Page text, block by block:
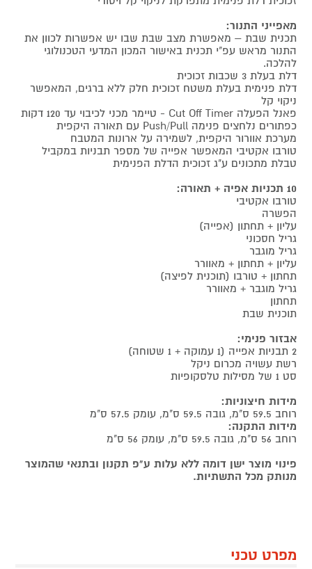
מאפייני התנור:
תכנית שבת – מאפשרת מצב שבת שבו יש אפשרות לכוון את
התנור מראש עפ"י תכנית באישור המכון המדעי הטכנולוגי
להלכה.
דלת בעלת 3 שכבות זכוכית
דלת פנימית בעלת משטח זכוכית חלק ללא ברגים, המאפשר
ניקוי קל
פאנל הפעלה Cut Off Timer - טיימר מכני לכיבוי עד 120 דקות
כפתורים נלחצים פנימה Push/Pull עם תאורה היקפית
מערכת אוורור היקפית, לשמירה על ארונות המטבח
טורבו אקטיבי המאפשר אפייה של מספר תבניות במקביל
טבלת מתכונים ע"ג זכוכית הדלת הפנימית
10 תכניות אפיה + תאורה:
טורבו אקטיבי
הפשרה
עליון + תחתון (אפייה)
גריל חסכוני
גריל מוגבר
עליון + תחתון + מאוורר
תחתון + טורבו (תוכנית לפיצה)
גריל מוגבר + מאוורר
תחתון
תוכנית שבת
אבזור פנימי:
2 תבניות אפייה (1 עמוקה + 1 שטוחה)
רשת עשויה מכרום ניקל
סט 1 של מסילות טלסקופיות
מידות חיצוניות:
רוחב 59.5 ס"מ, גובה 59.5 ס"מ, עומק 57.5 ס"מ
מידות התקנה:
רוחב 56 ס"מ, גובה 59.5 ס"מ, עומק 56 ס"מ
פינוי מוצר ישן דומה ללא עלות ע"פ תקנון ובתנאי שהמוצר
מנותק מכל התשתיות.
מפרט טכני